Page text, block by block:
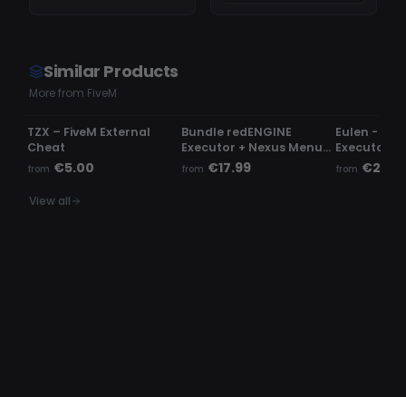
Similar Products
More from FiveM
UNDETECTED
TZX – FiveM External
Cheat
from €5.00
Bundle redENGINE
Executor + Nexus Menu |
Phaze Menu
from €17.99
Eulen -
Executor
from
View all